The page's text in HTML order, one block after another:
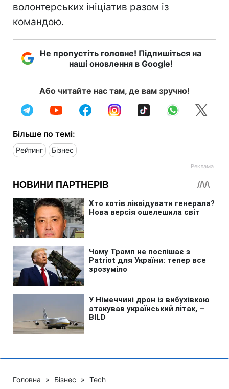
волонтерських ініціатив разом із
командою.
Не пропустіть головне! Підпишіться на
наші оновлення в Google!
Або читайте нас там, де вам зручно!
Більше по темі:
Рейтинг Бізнес
Головна » Бізнес » Tech